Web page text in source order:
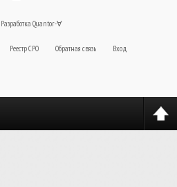
Quantor-∀
Реестр СРО Обратная связь
Вход